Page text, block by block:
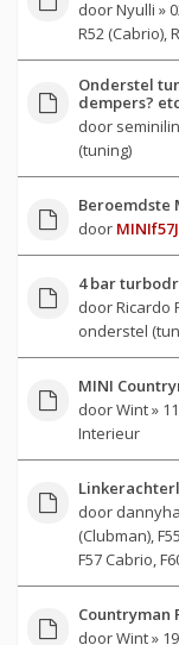
doorNyulli »
R52 (Cabrio),
Onderstel
dempers? etc
door
(tuning)
Beroemdste
door
4 bar
doorRicardo
onderstel
MINI
doorWint»
Interieur
door
(Clubman),
F57 Cabrio,
Countryman
doorWint»